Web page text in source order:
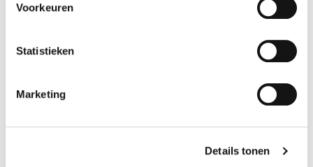
Voorkeuren
Statistieken
Marketing
Details tonen
ma 10 aug
di 11 aug
10:00 - 17:00
do 13 aug
vr 14 aug